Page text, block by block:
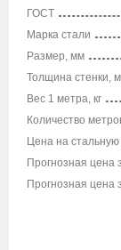
ГОСТ
Марка стали
Размер, мм
Толщина стенки,
Вес 1 метра, кг
Количество
Цена на
Прогнозная цена
Прогнозная цена